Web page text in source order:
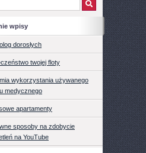
wpisy
dorosłych
twojej floty
wykorzystania używanego
medycznego
apartamenty
sposoby na zdobycie
na YouTube